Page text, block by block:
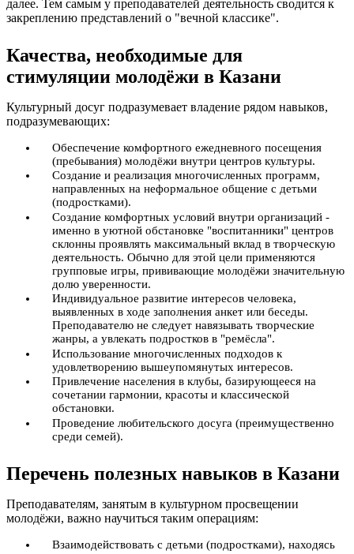
далее. Тем самым у преподавателей деятельность сводится к
закреплению представлений о "вечной классике".
Качества, необходимые для
стимуляции молодёжи в Казани
Культурный досуг подразумевает владение рядом навыков,
подразумевающих:
Обеспечение комфортного ежедневного посещения
(пребывания) молодёжи внутри центров культуры.
Создание и реализация многочисленных программ,
направленных на неформальное общение с детьми
(подростками).
Создание комфортных условий внутри организаций -
именно в уютной обстановке "воспитанники" центров
склонны проявлять максимальный вклад в творческую
деятельность. Обычно для этой цели применяются
групповые игры, прививающие молодёжи значительную
долю уверенности.
Индивидуальное развитие интересов человека,
выявленных в ходе заполнения анкет или беседы.
Преподавателю не следует навязывать творческие
жанры, а увлекать подростков в "ремёсла".
Использование многочисленных подходов к
удовлетворению вышеупомянутых интересов.
Привлечение населения в клубы, базирующееся на
сочетании гармонии, красоты и классической
обстановки.
Проведение любительского досуга (преимущественно
среди семей).
Перечень полезных навыков в Казани
Преподавателям, занятым в культурном просвещении
молодёжи, важно научиться таким операциям:
Взаимодействовать с детьми (подростками), находясь